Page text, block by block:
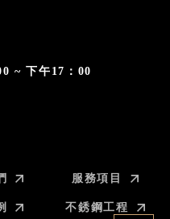
~ 下午17：00
服務項目
不銹鋼工程